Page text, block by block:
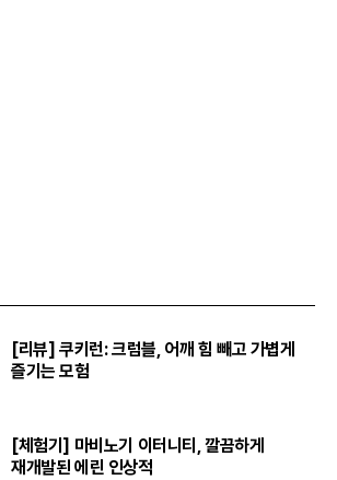
[리뷰] 쿠키런: 크럼블, 어깨 힘 빼고 가볍게
즐기는 모험
[체험기] 마비노기 이터니티, 깔끔하게
재개발된 에린 인상적